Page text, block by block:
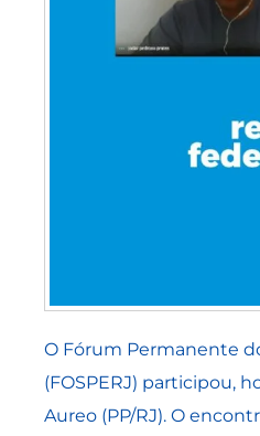
O Fórum Permanente
(FOSPERJ) participou,
Aureo (PP/RJ). O